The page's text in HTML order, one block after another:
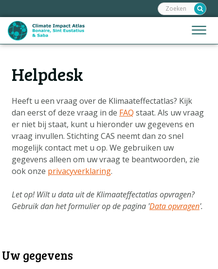
links
over
Spring
inhoud
naar
de
navigatie
Jump
to
Menu
Zoeken:
Helpdesk
Heeft u een vraag over de Klimaateffectatlas? Kijk
dan eerst of deze vraag in de FAQ staat. Als uw vraag
er niet bij staat, kunt u hieronder uw gegevens en
vraag invullen. Stichting CAS neemt dan zo snel
mogelijk contact met u op. We gebruiken uw
gegevens alleen om uw vraag te beantwoorden, zie
ook onze privacyverklaring.
Let op! Wilt u data uit de Klimaateffectatlas opvragen?
Gebruik dan het formulier op de pagina 'Data opvragen'.
Uw gegevens
Hoofdnavigatie
KAARTUITLEG
KLIMAATGEVOLGEN
KLIMAATSCENARIO'S
VERHALEN
HELPDESK
DATA OPVRAGEN